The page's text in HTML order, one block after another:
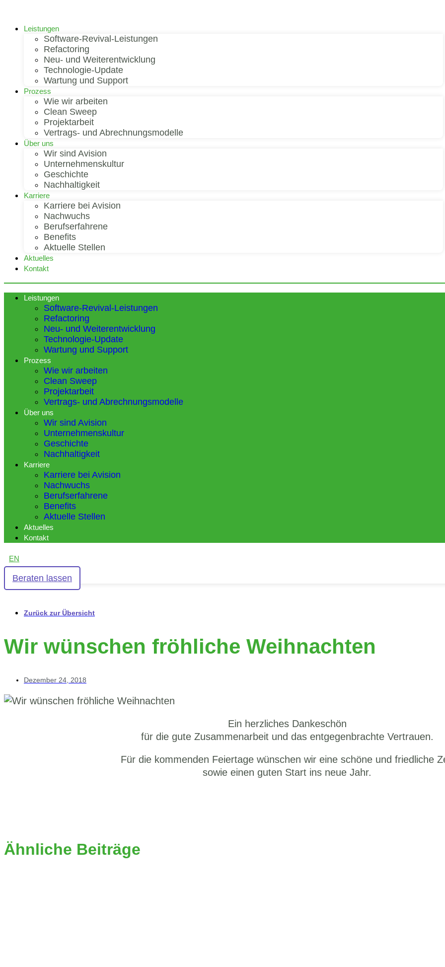
Leistungen
Software-Revival-Leistungen
Refactoring
Neu- und Weiterentwicklung
Technologie-Update
Wartung und Support
Prozess
Wie wir arbeiten
Clean Sweep
Projektarbeit
Vertrags- und Abrechnungsmodelle
Über uns
Wir sind Avision
Unternehmenskultur
Geschichte
Nachhaltigkeit
Karriere
Karriere bei Avision
Nachwuchs
Berufserfahrene
Benefits
Aktuelle Stellen
Aktuelles
Kontakt
Leistungen
Software-Revival-Leistungen
Refactoring
Neu- und Weiterentwicklung
Technologie-Update
Wartung und Support
Prozess
Wie wir arbeiten
Clean Sweep
Projektarbeit
Vertrags- und Abrechnungsmodelle
Über uns
Wir sind Avision
Unternehmenskultur
Geschichte
Nachhaltigkeit
Karriere
Karriere bei Avision
Nachwuchs
Berufserfahrene
Benefits
Aktuelle Stellen
Aktuelles
Kontakt
EN
Beraten lassen
Zurück zur Übersicht
Wir wünschen fröhliche Weihnachten
Dezember 24, 2018
Ein herzliches Dankeschön
für die gute Zusammenarbeit und das entgegenbrachte Vertrauen.
Für die kommenden Feiertage wünschen wir eine schöne und friedliche
sowie einen guten Start ins neue Jahr.
Ähnliche Beiträge